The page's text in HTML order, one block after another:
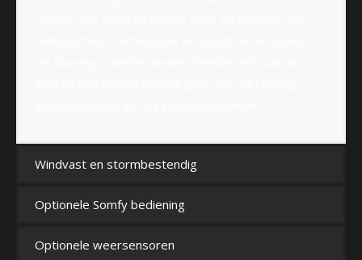
Windvast en stormbestendig
Optionele Somfy bediening
Optionele weersensoren